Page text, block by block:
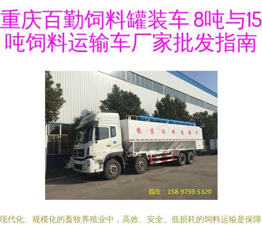
重庆百勤饲料罐装车 8吨与15
吨饲料运输车厂家批发指南
代化、规模化的畜牧养殖业中，高效、安全、低损耗的饲料运输是保